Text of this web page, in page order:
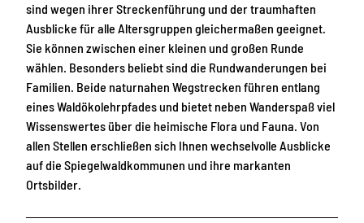
sind wegen ihrer Streckenführung und der traumhaften
Ausblicke für alle Altersgruppen gleichermaßen geeignet.
Sie können zwischen einer kleinen und großen Runde
wählen. Besonders beliebt sind die Rundwanderungen bei
Familien. Beide naturnahen Wegstrecken führen entlang
eines Waldökolehrpfades und bietet neben Wanderspaß viel
Wissenswertes über die heimische Flora und Fauna. Von
allen Stellen erschließen sich Ihnen wechselvolle Ausblicke
auf die Spiegelwaldkommunen und ihre markanten
Ortsbilder.